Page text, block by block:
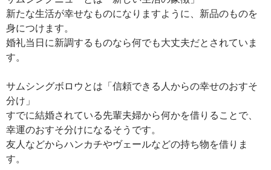
新たな生活が幸せなものになりますように、新品のものを
身につけます。
婚礼当日に新調するものなら何でも大丈夫だとされていま
す。
サムシングボロウとは「信頼できる人からの幸せのおすそ
分け」
すでに結婚されている先輩夫婦から何かを借りることで、
幸運のおすそ分けになるそうです。
友人などからハンカチやヴェールなどの持ち物を借りま
す。